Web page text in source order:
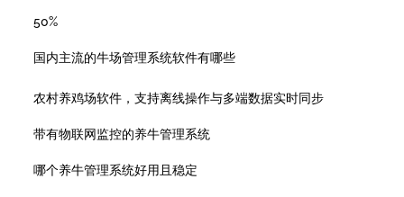
50%
国内主流的牛场管理系统软件有哪些
农村养鸡场软件，支持离线操作与多端数据实时同步
带有物联网监控的养牛管理系统
哪个养牛管理系统好用且稳定